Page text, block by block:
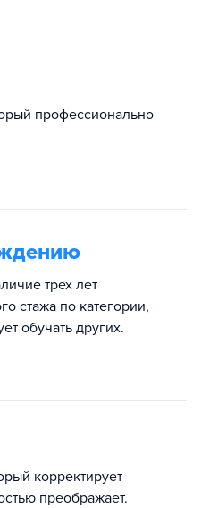
профессионально
трех лет
стажа по категории,
обучать других.
корректирует
преображает.